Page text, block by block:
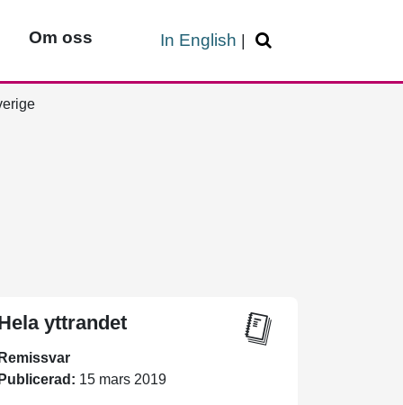
Om oss In English
yttrandet
Remissvar
Publicerad: 15 mars 2019